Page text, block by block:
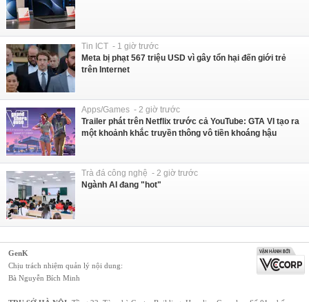
Tin ICT - 1 giờ trước
Meta bị phạt 567 triệu USD vì gây tổn hại đến giới trẻ
trên Internet
Apps/Games - 2 giờ trước
Trailer phát trên Netflix trước cả YouTube: GTA VI tạo ra
một khoảnh khắc truyền thông vô tiền khoáng hậu
Trà đá công nghệ - 2 giờ trước
Ngành AI đang "hot"
GenK
Chịu trách nhiệm quản lý nội dung:
Bà Nguyễn Bích Minh